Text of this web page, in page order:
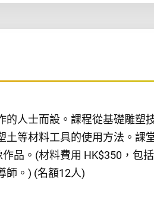
的人士而設。課程從基礎雕塑
土等材料工具的使用方法。課
品。(材料費用 HK$350，包
師。) (名額12人)